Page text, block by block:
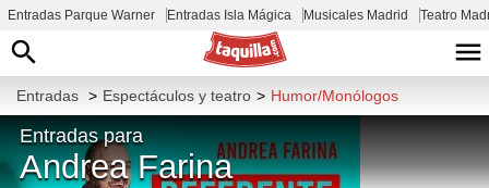
Entradas Parque Warner Entradas Isla Mágica Musicales Madrid Teatro
Entradas > Espectáculos y teatro > Humor/Monólogos
Entradas para
Andrea Farina